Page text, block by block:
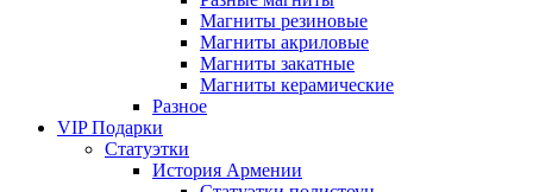
Магниты резиновые
Магниты акриловые
Магниты закатные
Магниты керамические
Разное
VIP Подарки
Статуэтки
История Армении